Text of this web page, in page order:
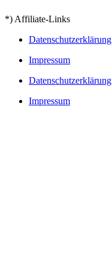
*) Affiliate-Links
Datenschutzerklärung
Impressum
Datenschutzerklärung
Impressum